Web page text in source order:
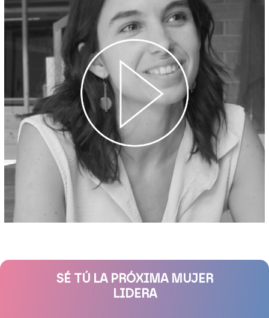
SÉ TÚ LA PRÓXIMA MUJER
LIDERA